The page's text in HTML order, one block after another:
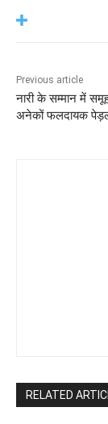
Previous article
नारी के सम्मान में
अनेकों फलदायक
RELATED